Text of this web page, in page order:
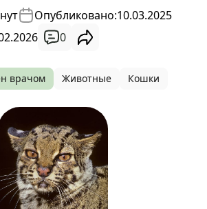
Опубликовано:10.03.2025
0
врачом Животные Кошки